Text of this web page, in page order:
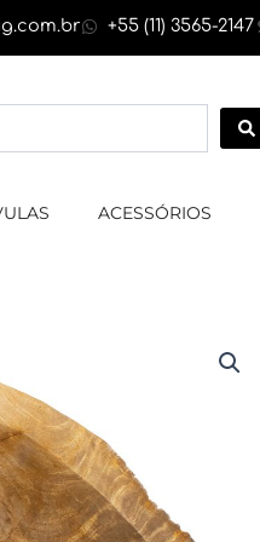
+55 (11) 3565-2147
ACESSÓRIOS